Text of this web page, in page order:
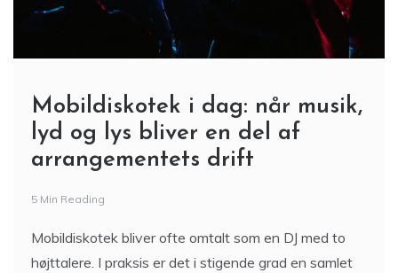
Mobildiskotek i dag: når musik,
lyd og lys bliver en del af
arrangementets drift
5 Min Reading
Mobildiskotek bliver ofte omtalt som en DJ med to
højttalere. I praksis er det i stigende grad en samlet